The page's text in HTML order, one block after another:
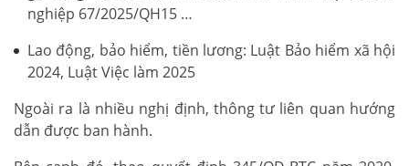
nghiệp 67/2025/QH15 …
Lao động, bảo hiểm, tiền lương: Luật Bảo hiểm xã hội
2024, Luật Việc làm 2025
Ngoài ra là nhiều nghị định, thông tư liên quan hướng
dẫn được ban hành.